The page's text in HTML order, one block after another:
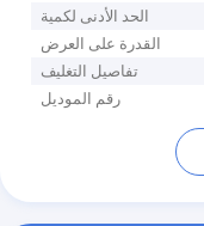
الحد الأدنى لكمية
القدرة على العرض
تفاصيل التغليف
رقم الموديل